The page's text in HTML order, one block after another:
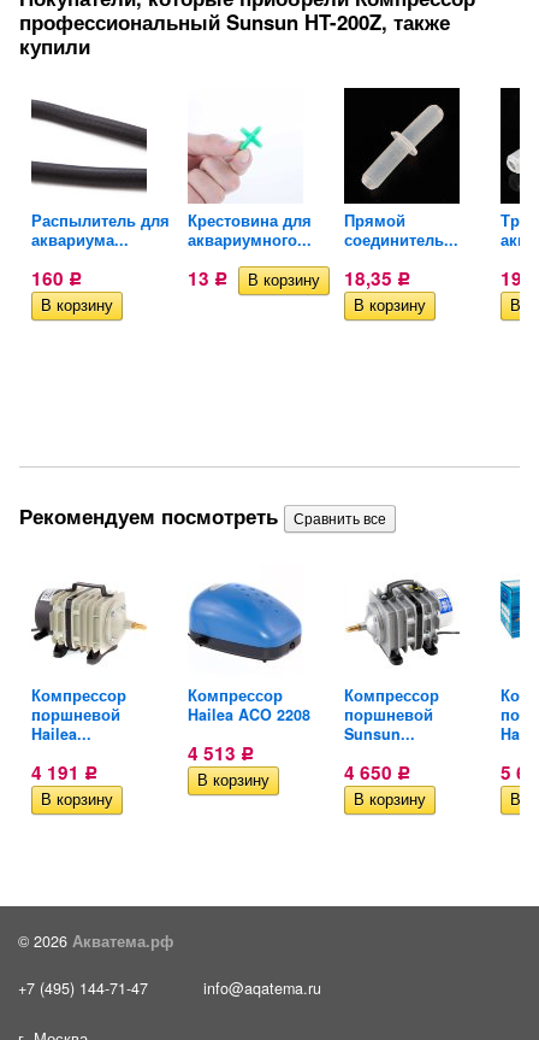
профессиональный Sunsun HT-200Z, также
купили
Распылитель для
аквариума...
160 Р
Крестовина для
аквариумного...
13 Р
Прямой
соединитель...
18,35 Р
Рекомендуем посмотреть
Компрессор
поршневой
Hailea...
4 191 Р
Компрессор
Hailea ACO 2208
4 513 Р
Компрессор
поршневой
Sunsun...
4 650 Р 5
© 2026 Акватема.рф
+7 (495) 144-71-47 info@aqatema.ru